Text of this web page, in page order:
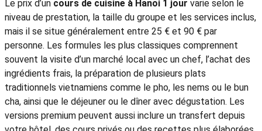
Le prix d’un cours de cuisine à Hanoi 1 jour varie selon le
niveau de prestation, la taille du groupe et les services inclus,
mais il se situe généralement entre 25 € et 90 € par
personne. Les formules les plus classiques comprennent
souvent la visite d’un marché local avec un chef, l’achat des
ingrédients frais, la préparation de plusieurs plats
traditionnels vietnamiens comme le pho, les nems ou le bun
cha, ainsi que le déjeuner ou le dîner avec dégustation. Les
versions premium peuvent aussi inclure un transfert depuis